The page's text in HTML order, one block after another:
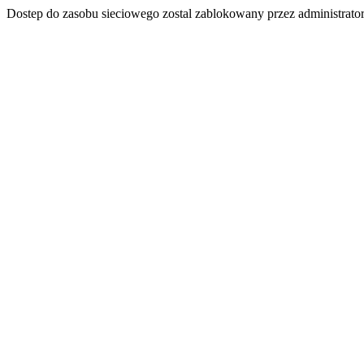
Dostep do zasobu sieciowego zostal zablokowany przez